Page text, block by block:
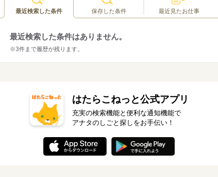
最近検索した条件 保存した条件 最近見たお仕事
最近検索した条件はありません。
※3件まで履歴が残ります。
はたらこねっと公式アプリ
充実の検索機能と便利な通知機能で
アナタのしごと探しをお手伝い！